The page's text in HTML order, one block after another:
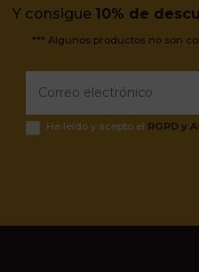
Y consigue 10% de
*** Algunos productos no son
He leído y acepto el RGPD y